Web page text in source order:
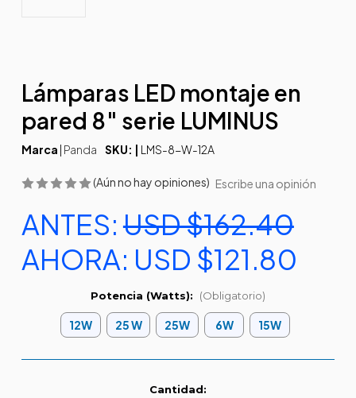
Lámparas LED montaje en
pared 8" serie LUMINUS
Marca | Panda SKU: | LMS-8-W-12A
(Aún no hay opiniones) Escribe una opinión
ANTES:USD $162.40
AHORA: USD $121.80
Potencia (Watts): (Obligatorio)
12W 25 W 25W 6W 15W
Cantidad: